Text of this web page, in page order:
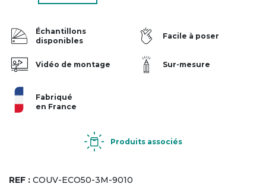
Échantillons
disponibles
Facile à poser
Vidéo de montage Sur-mesure
Fabriqué
en France
Produits associés
REF : COUV-ECO50-3M-9010